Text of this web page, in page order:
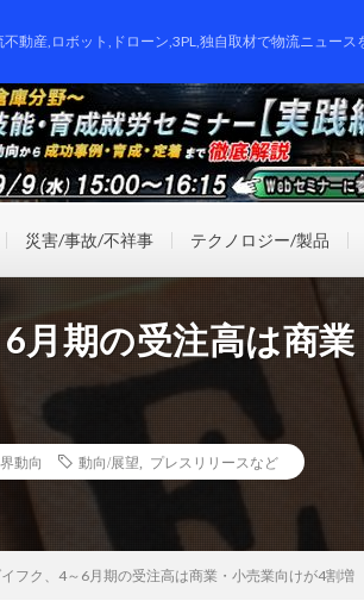
不動産,ロボット,ドローン,3PL,独自取材で物流ニュース
災害/事故/不祥事 テクノロジー/製品
月期の受注高は商
動向 動向/展望 プレスリリースなど
フク、4～6月期の受注高は商業・小売業向けが4割増